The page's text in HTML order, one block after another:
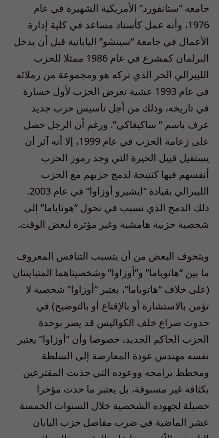
جامعة “ستانفورد” الأمريكية الشهيرة في عام
1976، وأنه عمل كأستاذ مساعد في كلية إدارة
الأعمال في جامعة “سينشو” اليابانية قبل أن يدخل
البرلمان كمشرع في عام 1986 ممثلا للحزب
الليبرالي الحر الذي تركه هو ومجموعة من زملائه
في عام 1993 عشية تعرض الحزب لأول خسارة
في تاريخه، وذلك من أجل تأسيس حزب جديد
عرف باسم ” ساكيغاكي”. ورغم أن الرجل حصل
على زعامة الحزب في عام 1999، إلا أنه آثر أن
يستقيل قبيل الحيرة التي وجد رموز الحزب
أنفسهم فيها كنتيجة لدمج حزبهم مع الحزب
الليبرالي بقيادة “ايشيرو أوزاوا” في عام 2003.
ذلك الدمج الذي تسبب في تحول “هوتاياما” إلى
شخصية حزبية هامشية وغير مؤثرة لبعض الوقت.
ويتخوف البعض من أن يتسبب التنافس المعروف
ما بين “هاتوياما” و”أوزاوا” وشخصيتاهما المتباينتان
(على خلاف “هاتوياما”، يعتبر “أوزاوا” شخصية لا
تؤمن بالاستشارة أو بالإقناع أو بالتوضيح) في
حدوث صراع خلف الكواليس قد يضر بوحدة
الحزب الحاكم الجديد، خصوصا وأن “أوزاوا” يعتبر
نفسه مهندس عودة المعارضة إلى السلطة
ومخطط برامجه ووعوده التي جذبت المقترعين
بكثافة غير مسبوقة، بل يعتبر ما حدث مؤخرا
حصيلة لجهوده الشخصية خلال السنوات الخمسة
عشر الماضية في ضرب مفاصل حزب اليابان